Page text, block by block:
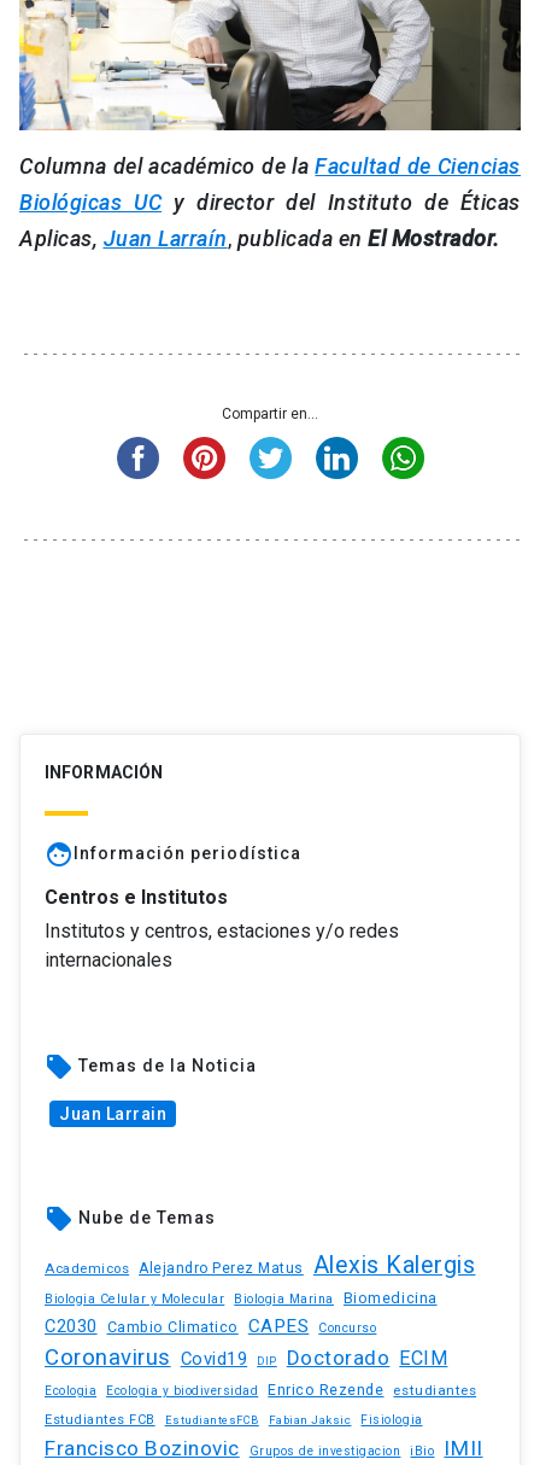
Columna del académico de laFacultad de Ciencias
Biológicas UCy director del Instituto de Éticas
Aplicas, Juan Larraín, publicada enEl Mostrador.
Compartir en...
INFORMACIÓN
face Información periodística
Centros e Institutos
Institutos y centros, estaciones y/o redes
internacionales
local_offer Temas de la Noticia
Juan Larrain
local_offer Nube de Temas
Academicos Alejandro Perez Matus Alexis Kalergis
Biologia Celular y Molecular Biologia Marina Biomedicina
C2030 Cambio Climatico CAPES Concurso
Coronavirus Covid19 DIP Doctorado ECIM
Ecologia Ecologia y biodiversidad Enrico Rezende estudiantes
Estudiantes FCB EstudiantesFCB Fabian Jaksic Fisiologia
Francisco Bozinovic Grupos de investigacion iBio IMII